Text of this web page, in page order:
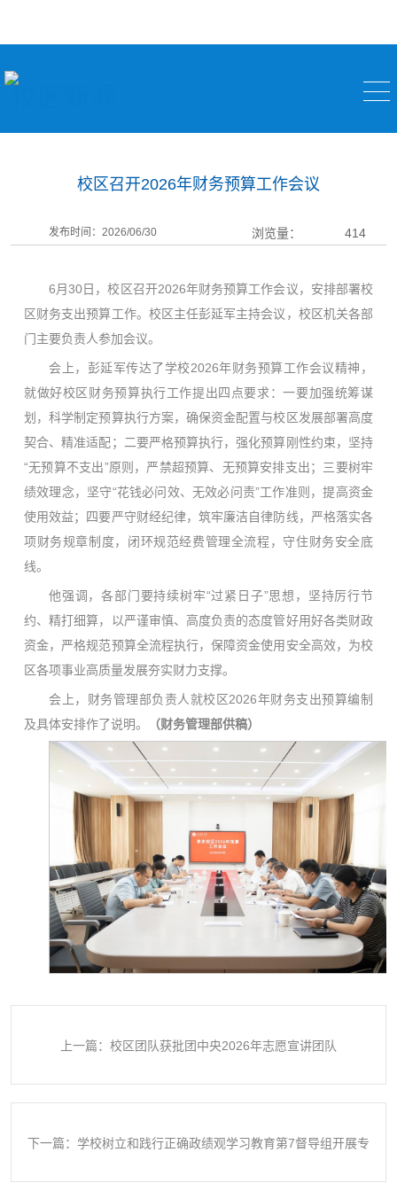
校区召开2026年财务预算工作会议
发布时间：2026/06/30 浏览量： 414
6月30日，校区召开2026年财务预算工作会议，安排部署校
区财务支出预算工作。校区主任彭延军主持会议，校区机关各部
门主要负责人参加会议。
会上，彭延军传达了学校2026年财务预算工作会议精神，
就做好校区财务预算执行工作提出四点要求：一要加强统筹谋
划，科学制定预算执行方案，确保资金配置与校区发展部署高度
契合、精准适配；二要严格预算执行，强化预算刚性约束，坚持
“无预算不支出”原则，严禁超预算、无预算安排支出；三要树牢
绩效理念，坚守“花钱必问效、无效必问责”工作准则，提高资金
使用效益；四要严守财经纪律，筑牢廉洁自律防线，严格落实各
项财务规章制度，闭环规范经费管理全流程，守住财务安全底
线。
他强调，各部门要持续树牢“过紧日子”思想，坚持厉行节
约、精打细算，以严谨审慎、高度负责的态度管好用好各类财政
资金，严格规范预算全流程执行，保障资金使用安全高效，为校
区各项事业高质量发展夯实财力支撑。
会上，财务管理部负责人就校区2026年财务支出预算编制
及具体安排作了说明。
（财务管理部供稿）
上一篇：校区团队获批团中央2026年志愿宣讲团队
下一篇：学校树立和践行正确政绩观学习教育第7督导组开展专